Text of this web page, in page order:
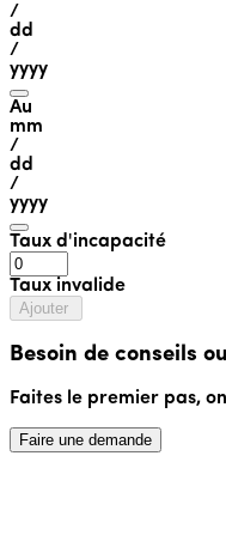
/
dd
/
yyyy
Au
mm
/
dd
/
yyyy
Taux d'incapacité
Taux invalide
Ajouter
Besoin de conseils
Faites le premier pas,
Faire une demande